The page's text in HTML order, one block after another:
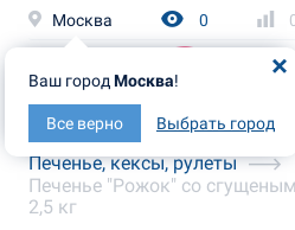
Москва
Ваш город Москва!
Все верно Выбрать город
0
Главная
Каталог
Печенье, кексы, рулеты
Печенье "Рожок" со
2,5 кг